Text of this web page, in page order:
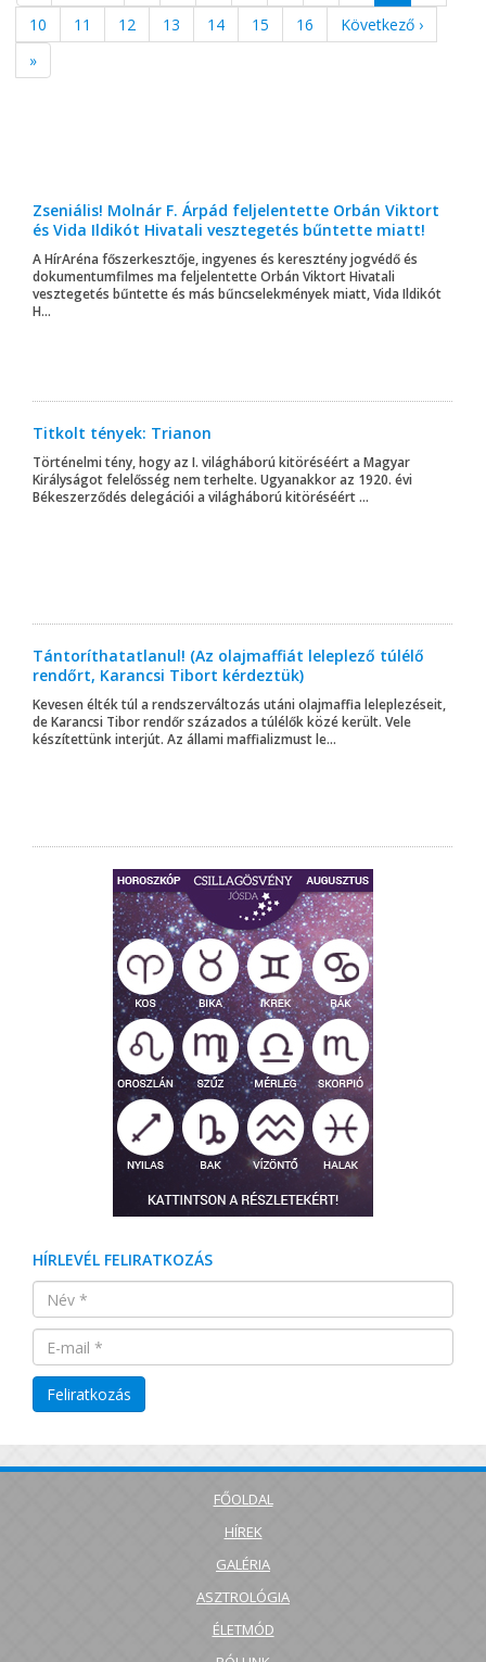
10
11 12 13 14 15 16
Következő ›
»
Zseniális! Molnár F. Árpád feljelentette Orbán Viktort
és Vida Ildikót Hivatali vesztegetés bűntette miatt!
A HírAréna főszerkesztője, ingyenes és keresztény jogvédő és
dokumentumfilmes ma feljelentette Orbán Viktort Hivatali
vesztegetés bűntette és más bűncselekmények miatt, Vida Ildikót
H...
Titkolt tények: Trianon
Történelmi tény, hogy az I. világháború kitöréséért a Magyar
Királyságot felelősség nem terhelte. Ugyanakkor az 1920. évi
Békeszerződés delegációi a világháború kitöréséért ...
Tántoríthatatlanul! (Az olajmaffiát leleplező túlélő
rendőrt, Karancsi Tibort kérdeztük)
Kevesen élték túl a rendszerváltozás utáni olajmaffia leleplezéseit,
de Karancsi Tibor rendőr százados a túlélők közé került. Vele
készítettünk interjút. Az állami maffializmust le...
HÍRLEVÉL FELIRATKOZÁS
FŐOLDAL
HÍREK
GALÉRIA
ASZTROLÓGIA
ÉLETMÓD